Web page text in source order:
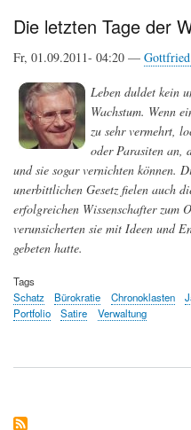
Die letzten Tage der
Fr, 01.09.2011- 04:20 —
Leben duldet kein
Wachstum. Wenn
zu sehr vermehrt,
oder Parasiten an,
und sie sogar vernichten können.
unerbittlichen Gesetz fielen auch
erfolgreichen Wissenschafter zum
verunsicherten sie mit Ideen und
gebeten hatte.
Tags
Schatz
Bürokratie Chronoklasten
Portfolio
Satire Verwaltung